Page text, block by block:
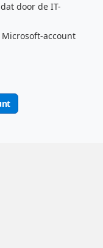
door de IT-
account